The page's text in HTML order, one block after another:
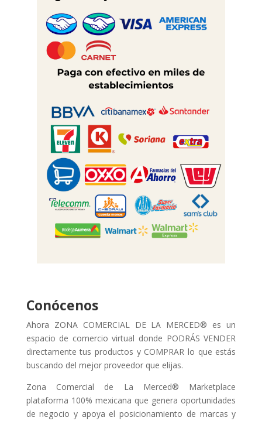
Conócenos
Ahora ZONA COMERCIAL DE LA MERCED® es un
espacio de comercio virtual donde PODRÁS VENDER
directamente tus productos y COMPRAR lo que estás
buscando del mejor proveedor que elijas.
Zona Comercial de La Merced® Marketplace
plataforma 100% mexicana que genera oportunidades
de negocio y apoya el posicionamiento de marcas y